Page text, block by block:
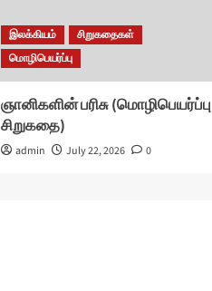
இலக்கியம்
சிறுகதைகள்
மொழிபெயர்ப்பு
ஞானிகளின் பரிசு (மொழிபெயர்ப்பு
சிறுகதை)
admin July 22, 2026 0